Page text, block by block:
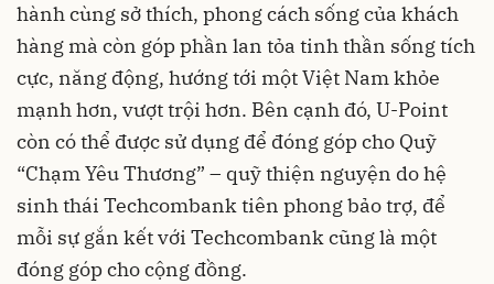
hành cùng sở thích, phong cách sống của khách
hàng mà còn góp phần lan tỏa tinh thần sống tích
cực, năng động, hướng tới một Việt Nam khỏe
mạnh hơn, vượt trội hơn. Bên cạnh đó, U-Point
còn có thể được sử dụng để đóng góp cho Quỹ
“Chạm Yêu Thương” – quỹ thiện nguyện do hệ
sinh thái Techcombank tiên phong bảo trợ, để
mỗi sự gắn kết với Techcombank cũng là một
đóng góp cho cộng đồng.